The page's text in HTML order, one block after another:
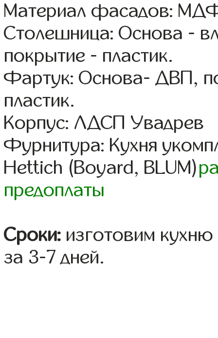
Материал фасадов:
Столешница: Основа -
покрытие - пластик.
Фартук: Основа- ДВП,
пластик.
Корпус: ЛДСП Увадрев
Фурнитура: Кухня
Hettich (Boyard, BLUM)
предоплаты
Сроки: изготовим
за 3-7 дней.